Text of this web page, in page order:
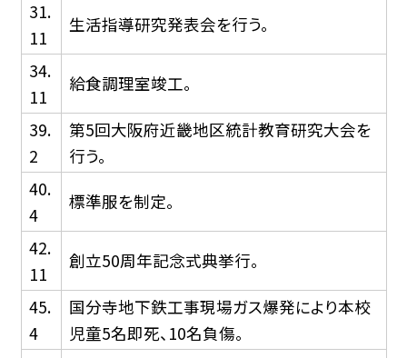
31.
11
生活指導研究発表会を行う。
34.
11
給食調理室竣工。
39.
2
第5回大阪府近畿地区統計教育研究大会を
行う。
40.
4
標準服を制定。
42.
11
創立50周年記念式典挙行。
45.
4
国分寺地下鉄工事現場ガス爆発により本校
児童5名即死、10名負傷。